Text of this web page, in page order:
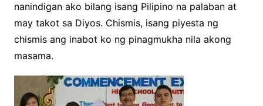
nanindigan ako bilang isang Pilipino na palaban at
may takot sa Diyos. Chismis, isang piyesta ng
chismis ang inabot ko ng pinagmukha nila akong
masama.